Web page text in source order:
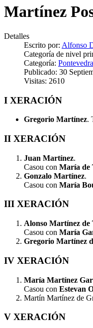
Martínez
Detalles
Escrito por: Alfonso
Categoría de nivel
Categoría: Pontevedra
Publicado: 30
Visitas: 2610
I XERACIÓN
Gregorio Martínez.
II XERACIÓN
Juan Martínez.
Casou con María de
Gonzalo Martínez.
Casou con María
III XERACIÓN
Alonso Martínez de
Casou con María
Gregorio Martínez
IV XERACIÓN
María Martínez
Casou con Estevan
Martín Martínez de
V XERACIÓN